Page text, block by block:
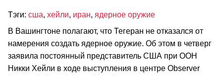
Тэги: сша, хейли, иран, ядерное оружие
В Вашингтоне полагают, что Тегеран не отказался от
намерения создать ядерное оружие. Об этом в четверг
заявила постоянный представитель США при ООН
Никки Хейли в ходе выступления в центре Observer